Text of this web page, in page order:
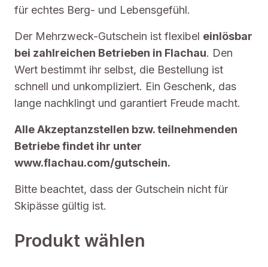
für echtes Berg- und Lebensgefühl.
Der Mehrzweck-Gutschein ist flexibel einlösbar
bei zahlreichen Betrieben in Flachau. Den
Wert bestimmt ihr selbst, die Bestellung ist
schnell und unkompliziert. Ein Geschenk, das
lange nachklingt und garantiert Freude macht.
Alle Akzeptanzstellen bzw. teilnehmenden
Betriebe findet ihr unter
www.flachau.com/gutschein.
Bitte beachtet, dass der Gutschein nicht für
Skipässe gültig ist.
Produkt wählen